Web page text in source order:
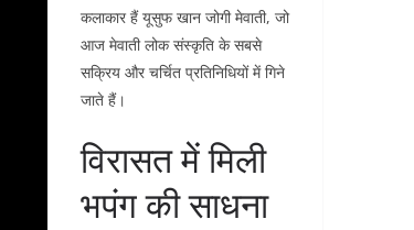
कलाकार हैं यूसुफ खान जोगी मेवाती, जो
आज मेवाती लोक संस्कृति के सबसे
सक्रिय और चर्चित प्रतिनिधियों में गिने
जाते हैं।
विरासत में मिली
भपंग की साधना